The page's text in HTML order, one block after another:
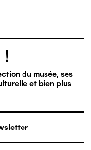
!
du musée, ses
et bien plus